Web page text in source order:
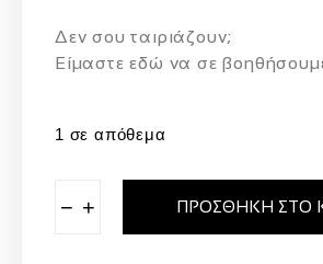
Δεν σου ταιριάζουν;
Eίμαστε εδώ να σε
1 σε απόθεμα
− + ΠΡΟΣΘΉΚΗ ΣΤΟ